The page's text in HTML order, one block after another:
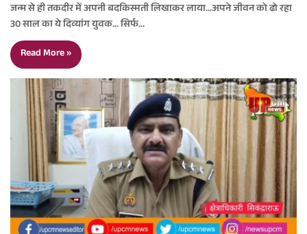
जन्म से ही तकदीर में अपनी बदकिस्मती लिखाकर लाया…अपने जीवन को ढो रहा
30 साल का ये दिव्यांग युवक… सिर्फ…
Read More »